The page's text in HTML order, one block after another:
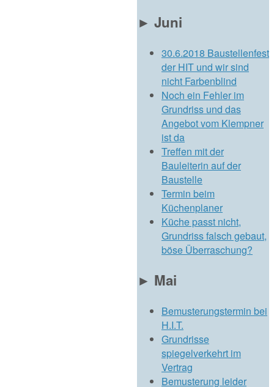
► Juni
30.6.2018 Baustellenfest
der HIT und wir sind
nicht Farbenblind
Noch ein Fehler im
Grundriss und das
Angebot vom Klempner
ist da
Treffen mit der
Bauleiterin auf der
Baustelle
Termin beim
Küchenplaner
Küche passt nicht,
Grundriss falsch gebaut,
böse Überraschung?
► Mai
Bemusterungstermin bei
H.I.T.
Grundrisse
spiegelverkehrt im
Vertrag
Bemusterung leider